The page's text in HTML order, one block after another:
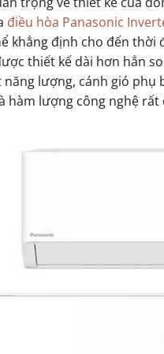
điều hòa Panasonic
khẳng định cho đến
thiết kế dài hơn hẳn
năng lượng, cánh gió
hàm lượng công nghệ